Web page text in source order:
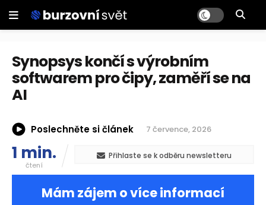
Synopsys končí s výrobním
softwarem pro čipy, zaměří se na
AI
Poslechněte si článek 7 července, 2026
1 min.
čtení
Přihlaste se k odběru newsletteru
Mám zájem o více informací